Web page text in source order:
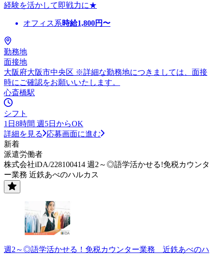
経験を活かして即戦力に★
オフィス系時給1,800円〜
勤務地
面接地
大阪府大阪市中央区 ※詳細な勤務地につきましては、面接
時にご確認をお願いいたします。
心斎橋駅
シフト
1日8時間 週5日からOK
詳細を見る
応募画面に進む
新着
派遣労働者
株式会社iDA/228100414 週2～◎語学活かせる!免税カウンタ
ー業務 近鉄あべのハルカス
週2～◎語学活かせる！免税カウンター業務 近鉄あべのハ